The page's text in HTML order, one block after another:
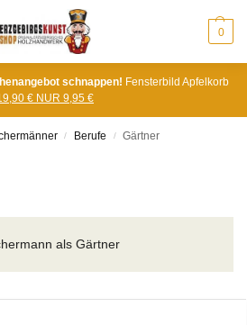
0
schnappen! Fensterbild Apfelkorb
€ NUR 9,95 €
/ Berufe / Gärtner
als Gärtner